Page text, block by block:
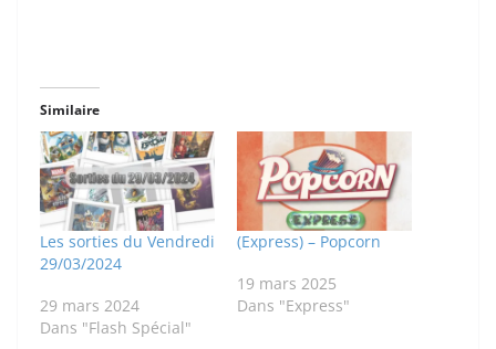
Similaire
Les sorties du Vendredi
29/03/2024
29 mars 2024
Dans "Flash Spécial"
(Express) – Popcorn
19 mars 2025
Dans "Express"